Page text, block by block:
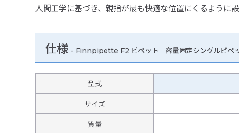
人間工学に基づき、親指が最も快適な位置にくるように設
仕様 - Finnpipette F2 ピペット 容量固定シングルピペ
型式
サイズ
質量